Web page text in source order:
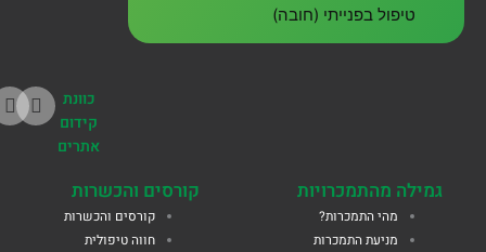
טיפול בפנייתי (חובה)
כוונת
קידום
אתרים
גמילה מהתמכרויות
מהי התמכרות?
מניעת התמכרות
קורסים והכשרות
קורסים והכשרות
חווה טיפולית